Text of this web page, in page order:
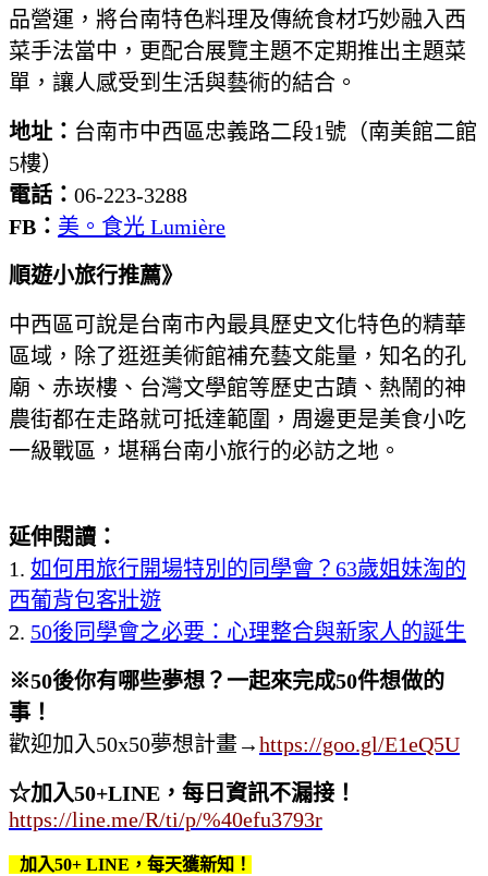
品營運，將台南特色料理及傳統食材巧妙融入西
菜手法當中，更配合展覽主題不定期推出主題菜
單，讓人感受到生活與藝術的結合。
地址： 台南市中西區忠義路二段1號（南美館二館
5樓）
電話： 06-223-3288
FB： 美。食光 Lumière
順遊小旅行推薦》
中西區可說是台南市內最具歷史文化特色的精華
區域，除了逛逛美術館補充藝文能量，知名的孔
廟、赤崁樓、台灣文學館等歷史古蹟、熱鬧的神
農街都在走路就可抵達範圍，周邊更是美食小吃
一級戰區，堪稱台南小旅行的必訪之地。
延伸閱讀：
1. 如何用旅行開場特別的同學會？63歲姐妹淘的
西葡背包客壯遊
2. 50後同學會之必要：心理整合與新家人的誕生
※50後你有哪些夢想？一起來完成50件想做的
事！
歡迎加入50x50夢想計畫 →https://goo.gl/E1eQ5U
☆加入50+LINE，每日資訊不漏接！
https://line.me/R/ti/p/%40efu3793r
加入50+ LINE，每天獲新知！